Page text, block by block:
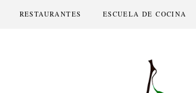
RESTAURANTES ESCUELA DE COCINA